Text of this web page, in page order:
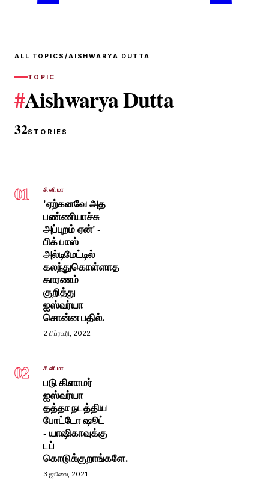
ALL TOPICS /AISHWARYA DUTTA
TOPIC
#Aishwarya Dutta
32STORIES
01 சினிமா
'ஏற்கனவே அத
பண்ணியாச்சு
அப்புறம் ஏன்' -
பிக் பாஸ்
அல்டிமேட்டில்
கலந்துகொள்ளாத
காரணம்
குறித்து
ஐஸ்வர்யா
சொன்ன பதில்.
2 பிப்ரவரி, 2022
02 சினிமா
படு கிளாமர்
ஐஸ்வர்யா
தத்தா நடத்திய
போட்டோ ஷூட்
- யாஷிகாவுக்கு
டப்
கொடுக்குறாங்களே.
3 ஜூலை, 2021